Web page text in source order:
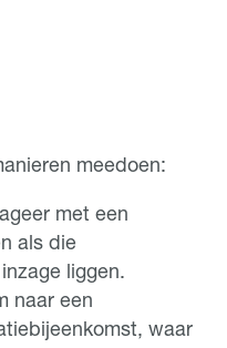
meedoen:
met een
als die
liggen.
naar een
waar